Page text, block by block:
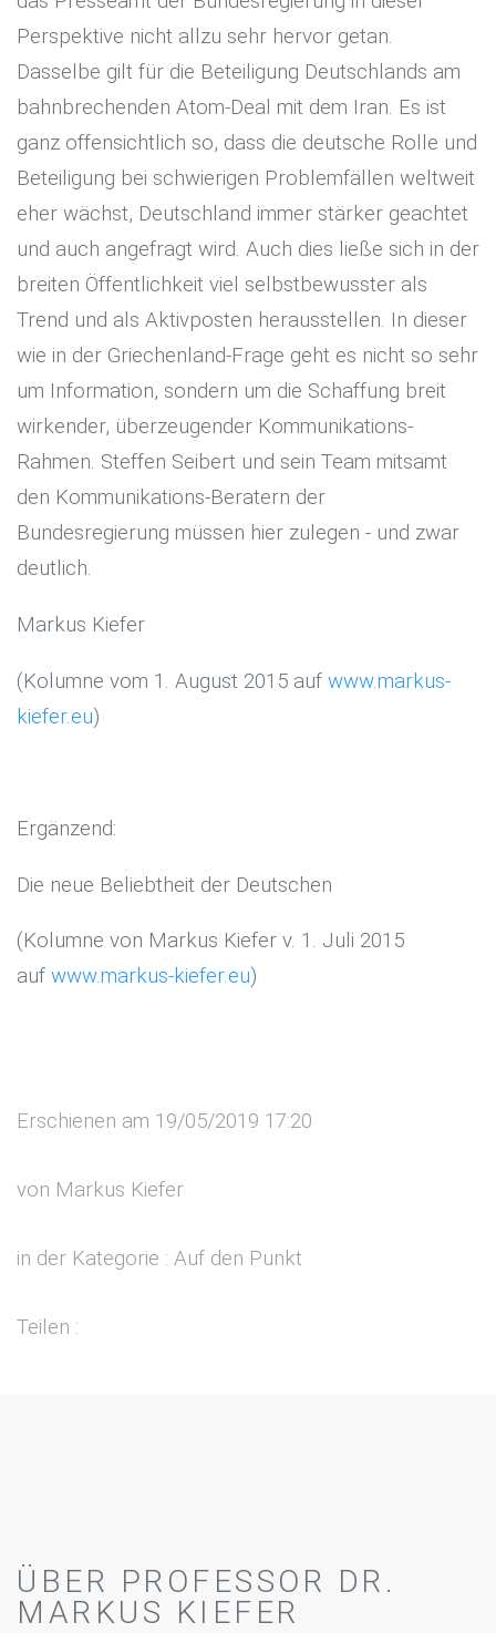
Perspektive nicht allzu sehr hervor getan.
Dasselbe gilt für die Beteiligung Deutschlands am
bahnbrechenden Atom-Deal mit dem Iran. Es ist
ganz offensichtlich so, dass die deutsche Rolle und
Beteiligung bei schwierigen Problemfällen weltweit
eher wächst, Deutschland immer stärker geachtet
und auch angefragt wird. Auch dies ließe sich in der
breiten Öffentlichkeit viel selbstbewusster als
Trend und als Aktivposten herausstellen. In dieser
wie in der Griechenland-Frage geht es nicht so sehr
um Information, sondern um die Schaffung breit
wirkender, überzeugender Kommunikations-
Rahmen. Steffen Seibert und sein Team mitsamt
den Kommunikations-Beratern der
Bundesregierung müssen hier zulegen - und zwar
deutlich.
Markus Kiefer
(Kolumne vom 1. August 2015 auf www.markus-
kiefer.eu)
Ergänzend:
Die neue Beliebtheit der Deutschen
(Kolumne von Markus Kiefer v. 1. Juli 2015
auf www.markus-kiefer.eu)
Erschienen am 19/05/2019 17:20
von Markus Kiefer
in der Kategorie : Auf den Punkt
Teilen :
ÜBER PROFESSOR DR.
MARKUS KIEFER